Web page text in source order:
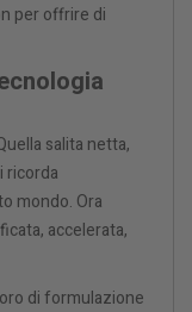
per offrire di
salita netta,
ricorda
mondo. Ora
accelerata,
di formulazione